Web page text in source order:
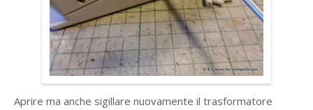
Aprire ma anche sigillare nuovamente il trasformatore